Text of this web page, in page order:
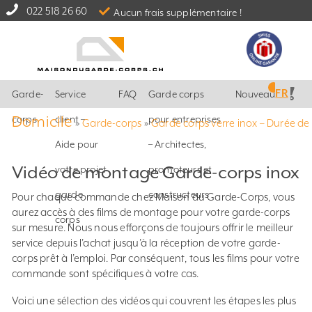
022 518 26 60 Aucun frais supplémentaire !
Garde-
corps
Service
client –
Aide pour
votre projet
garde
corps
FAQ Garde corps
pour entreprises
– Architectes,
promoteurs et
constructeurs
Nouveautés
FR
Domicile»Garde-corps »Garde corps verre inox – Durée
Vidéo de montage Garde-corps inox
Pour chaque commande chez Maison du Garde-Corps, vous
aurez accès à des films de montage pour votre garde-corps
sur mesure. Nous nous efforçons de toujours offrir le meilleur
service depuis l’achat jusqu’à la réception de votre garde-
corps prêt à l’emploi. Par conséquent, tous les films pour votre
commande sont spécifiques à votre cas.
Voici une sélection des vidéos qui couvrent les étapes les plus